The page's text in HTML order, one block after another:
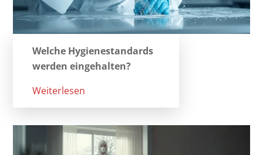
Welche Hygienestandards
werden eingehalten?
Weiterlesen